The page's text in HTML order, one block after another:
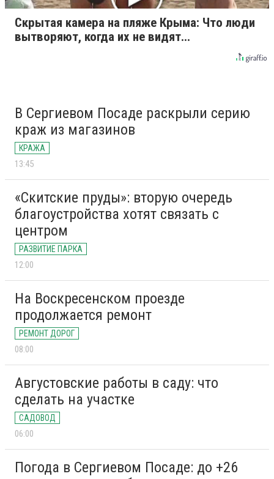
Скрытая камера на пляже Крыма: Что люди
вытворяют, когда их не видят...
В Сергиевом Посаде раскрыли серию
краж из магазинов
КРАЖА
13:45
«Скитские пруды»: вторую очередь
благоустройства хотят связать с
центром
РАЗВИТИЕ ПАРКА
12:00
На Воскресенском проезде
продолжается ремонт
РЕМОНТ ДОРОГ
08:00
Августовские работы в саду: что
сделать на участке
САДОВОД
06:00
Погода в Сергиевом Посаде: до +26